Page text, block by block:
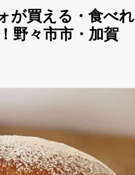
が買える・食べれ
野々市市・加賀